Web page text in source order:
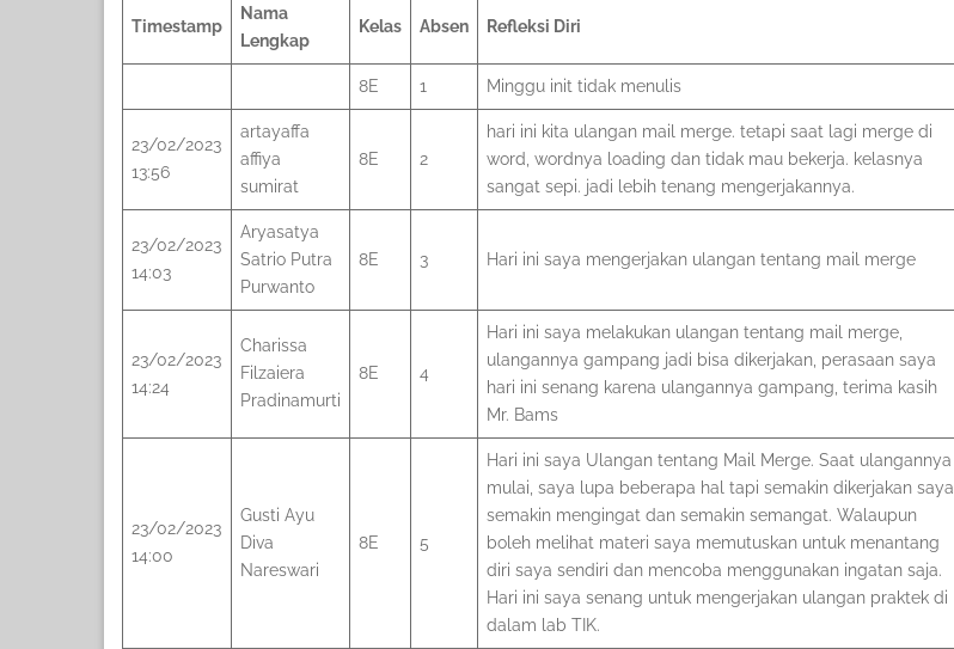
Timestamp
Nama
Lengkap
Kelas Absen Refleksi Diri
8E 1 Minggu init tidak menulis
23/02/2023
13:56
artayaffa
affiya
sumirat
8E 2
hari ini kita ulangan mail merge. tetapi saat lagi merge di
word, wordnya loading dan tidak mau bekerja. kelasnya
sangat sepi. jadi lebih tenang mengerjakannya.
23/02/2023
14:03
Aryasatya
Satrio Putra
Purwanto
8E 3 Hari ini saya mengerjakan ulangan tentang mail merge
23/02/2023
14:24
Charissa
Filzaiera
Pradinamurti
8E 4
Hari ini saya melakukan ulangan tentang mail merge,
ulangannya gampang jadi bisa dikerjakan, perasaan saya
hari ini senang karena ulangannya gampang, terima kasih
Mr. Bams
23/02/2023
14:00
Gusti Ayu
Diva
Nareswari
8E 5
Hari ini saya Ulangan tentang Mail Merge. Saat ulangannya
mulai, saya lupa beberapa hal tapi semakin dikerjakan saya
semakin mengingat dan semakin semangat. Walaupun
boleh melihat materi saya memutuskan untuk menantang
diri saya sendiri dan mencoba menggunakan ingatan saja.
Hari ini saya senang untuk mengerjakan ulangan praktek di
dalam lab TIK.